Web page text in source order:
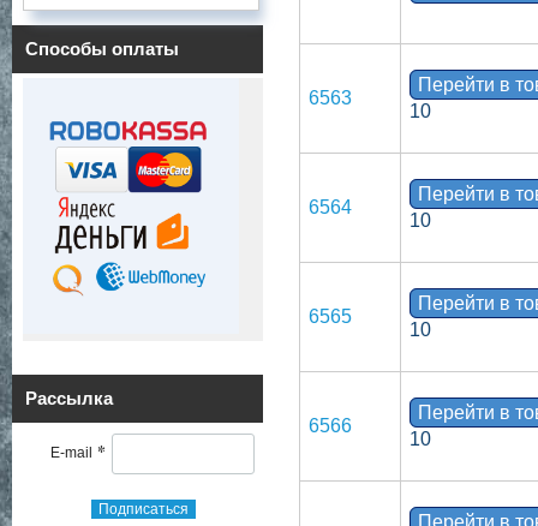
Способы оплаты
Рассылка
E-mail *
Подписаться
6563
Перейти в
10
6564
Перейти в
10
6565
Перейти в
10
6566
Перейти в
10
Перейти в